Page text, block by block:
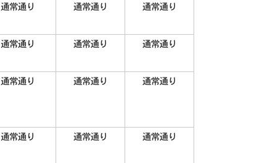
通常通り 通常通り 通常通り
通常通り 通常通り 通常通り
通常通り 通常通り 通常通り
通常通り 通常通り 通常通り